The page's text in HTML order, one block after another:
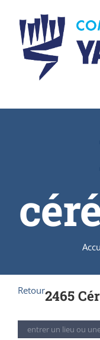
content
Retour2465